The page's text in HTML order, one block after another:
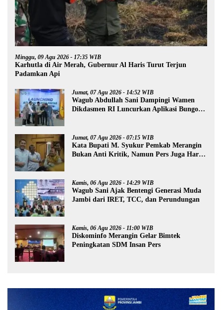
Minggu, 09 Agu 2026 - 17:35 WIB
Karhutla di Air Merah, Gubernur Al Haris Turut Terjun
Padamkan Api
Jumat, 07 Agu 2026 - 14:52 WIB
Wagub Abdullah Sani Dampingi Wamen
Dikdasmen RI Luncurkan Aplikasi Bungo
Jumat, 07 Agu 2026 - 07:15 WIB
Kata Bupati M. Syukur Pemkab Merangin
Bukan Anti Kritik, Namun Pers Juga Harus
Kamis, 06 Agu 2026 - 14:29 WIB
Wagub Sani Ajak Bentengi Generasi Muda
Jambi dari IRET, TCC, dan Perundungan
Kamis, 06 Agu 2026 - 11:00 WIB
Diskominfo Merangin Gelar Bimtek
Peningkatan SDM Insan Pers